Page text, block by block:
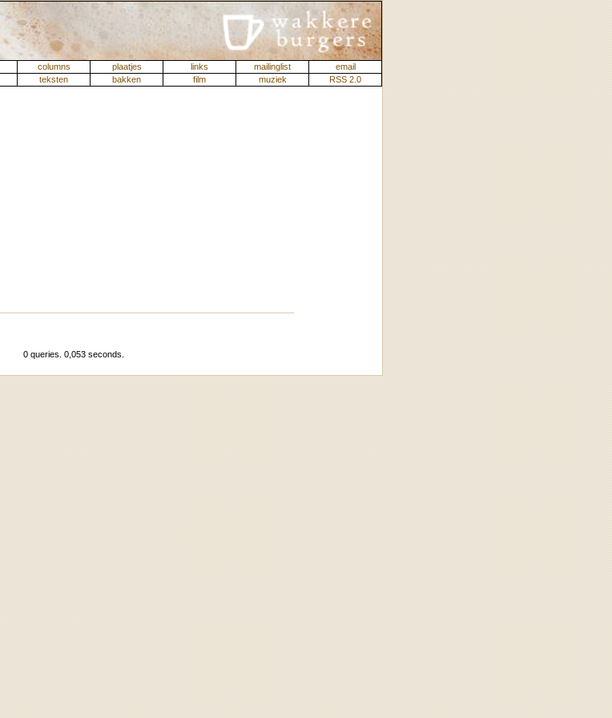
columns plaatjes links mailinglist
email
teksten bakken film muziek RSS 2.0
0 queries. 0,053 seconds.